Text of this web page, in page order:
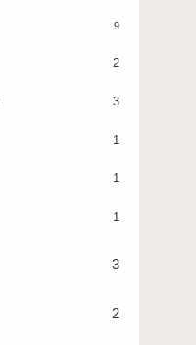
9
2
3
1
1
1
3
2